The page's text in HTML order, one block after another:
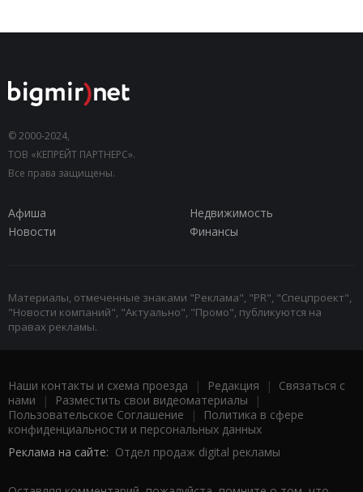
© 2000-2024,
ТОВ «КЕПРЕЙТ ПАРТНЕРС».
Все права защищены.
Афиша
Недвижимость
Новости
Финансы
Материалы, отмеченные знаками "Реклама", "PR", "Спецпроект",
"Новости компаний", "Актуально", "Промо", публикуются на
правах рекламы.
Наши контакты и схема проезда | Редакция | Связаться с
нами | Разместить свои видеоматериалы |
Пользовательское Соглашение |
Политика в сфере
конфиденциальности и персональных данных
Реклама на сайте: Отдел продаж digital рекламы